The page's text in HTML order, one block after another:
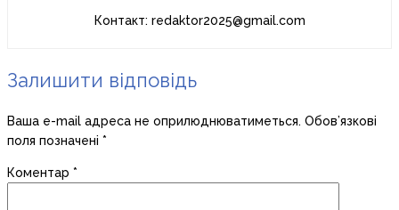
Контакт: redaktor2025@gmail.com
Залишити відповідь
Ваша e-mail адреса не оприлюднюватиметься. Обов’язкові
поля позначені *
Коментар *